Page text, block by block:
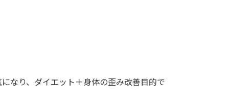
なり、ダイエット＋身体の歪み改善目的で